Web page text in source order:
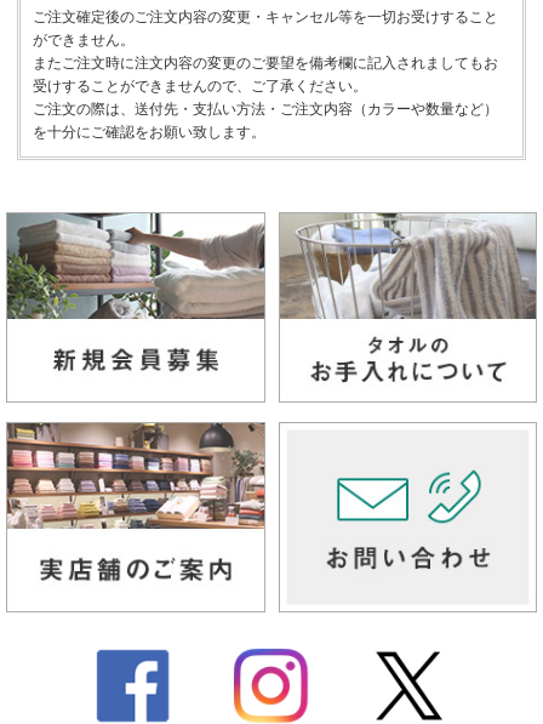
ご注文確定後のご注文内容の変更・キャンセル等を一切お受けすること
ができません。
またご注文時に注文内容の変更のご要望を備考欄に記入されましてもお
受けすることができませんので、ご了承ください。
ご注文の際は、送付先・支払い方法・ご注文内容（カラーや数量など）
を十分にご確認をお願い致します。